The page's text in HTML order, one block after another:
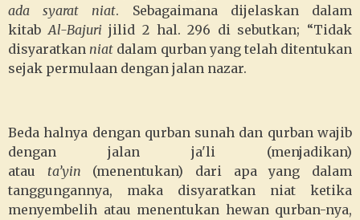
ada syarat niat. Sebagaimana dijelaskan dalam
kitab Al-Bajuri jilid 2 hal. 296 di sebutkan; “Tidak
disyaratkan niat dalam qurban yang telah ditentukan
sejak permulaan dengan jalan nazar.
Beda halnya dengan qurban sunah dan qurban wajib
dengan jalan ja'li (menjadikan)
atau
ta’yin
(menentukan) dari apa yang dalam
tanggungannya, maka disyaratkan niat ketika
menyembelih atau menentukan hewan qurban-nya,